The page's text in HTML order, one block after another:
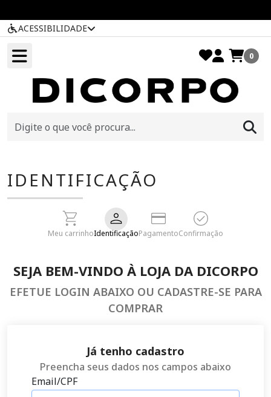
ACESSIBILIDADE
0
IDENTIFICAÇÃO
Meu carrinhoIdentificaçãoPagamentoConfirmação
SEJA BEM-VINDO À LOJA DA DICORPO
EFETUE LOGIN ABAIXO OU CADASTRE-SE PARA
COMPRAR
Já tenho cadastro
Preencha seus dados nos campos abaixo
Email/CPF